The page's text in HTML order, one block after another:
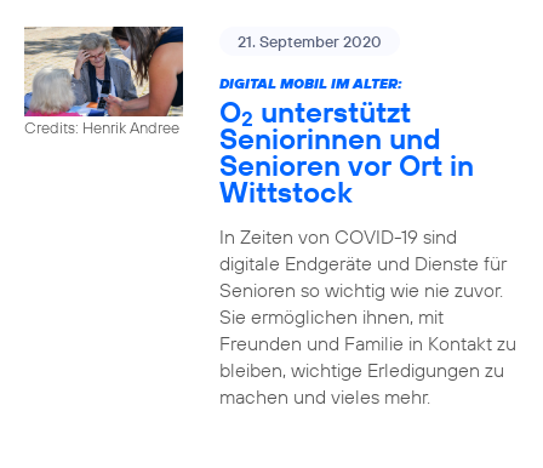
Credits: Henrik Andree
21. September 2020
DIGITAL MOBIL IM ALTER:
O2 unterstützt
Seniorinnen und
Senioren vor Ort in
Wittstock
In Zeiten von COVID-19 sind
digitale Endgeräte und Dienste für
Senioren so wichtig wie nie zuvor.
Sie ermöglichen ihnen, mit
Freunden und Familie in Kontakt zu
bleiben, wichtige Erledigungen zu
machen und vieles mehr.